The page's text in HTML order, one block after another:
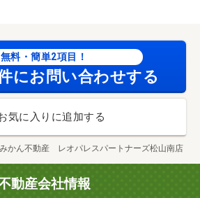
無料・簡単2項目！
にお問い合わせする
気に入りに追加する
みかん不動産 レオパレスパートナーズ松山南店
動産会社情報